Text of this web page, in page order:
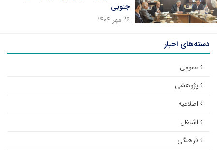
جنوبی
۲۶ مهر ۱۴۰۴
دسته‌های اخبار
عمومی
پژوهشی
اطلاعیه
اشتغال
فرهنگی